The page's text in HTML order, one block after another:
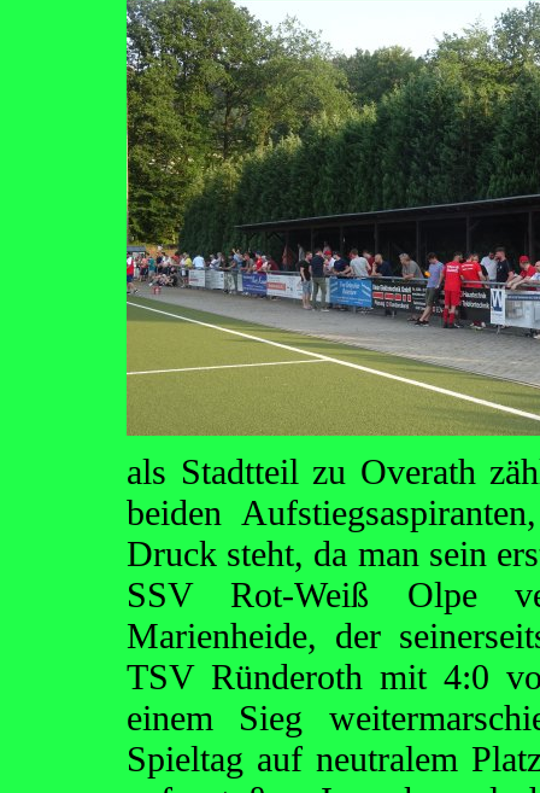
als Stadtteil zu Overath
beiden
Druck steht, da man sein
SSV Rot-Weiß Olpe
Marienheide, der
TSV Ründeroth mit 4:0
einem Sieg
Spieltag auf neutralem